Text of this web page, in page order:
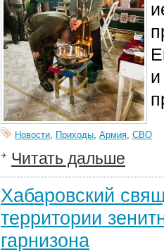
Новости, Приходы, Армия, СВО
Читать дальше
Хабаровский
территории
гарнизона